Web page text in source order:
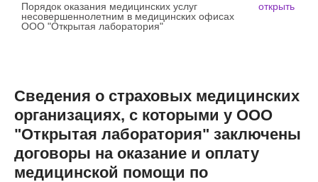
Порядок оказания медицинских услуг
несовершеннолетним в медицинских офисах
ООО "Открытая лаборатория"
открыть
Сведения о страховых медицинских
организациях, с которыми у ООО
"Открытая лаборатория" заключены
договоры на оказание и оплату
медицинской помощи по